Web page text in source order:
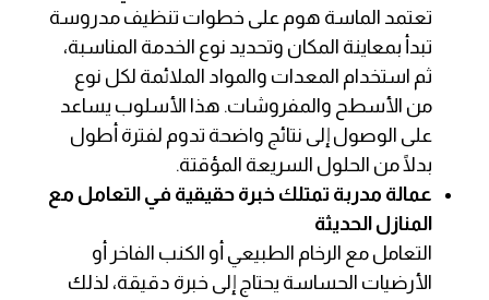
تعتمد الماسة هوم على خطوات تنظيف مدروسة
تبدأ بمعاينة المكان وتحديد نوع الخدمة المناسبة،
ثم استخدام المعدات والمواد الملائمة لكل نوع
من الأسطح والمفروشات. هذا الأسلوب يساعد
على الوصول إلى نتائج واضحة تدوم لفترة أطول
بدلًا من الحلول السريعة المؤقتة.
عمالة مدربة تمتلك خبرة حقيقية في التعامل مع
المنازل الحديثة
التعامل مع الرخام الطبيعي أو الكنب الفاخر أو
الأرضيات الحساسة يحتاج إلى خبرة دقيقة، لذلك